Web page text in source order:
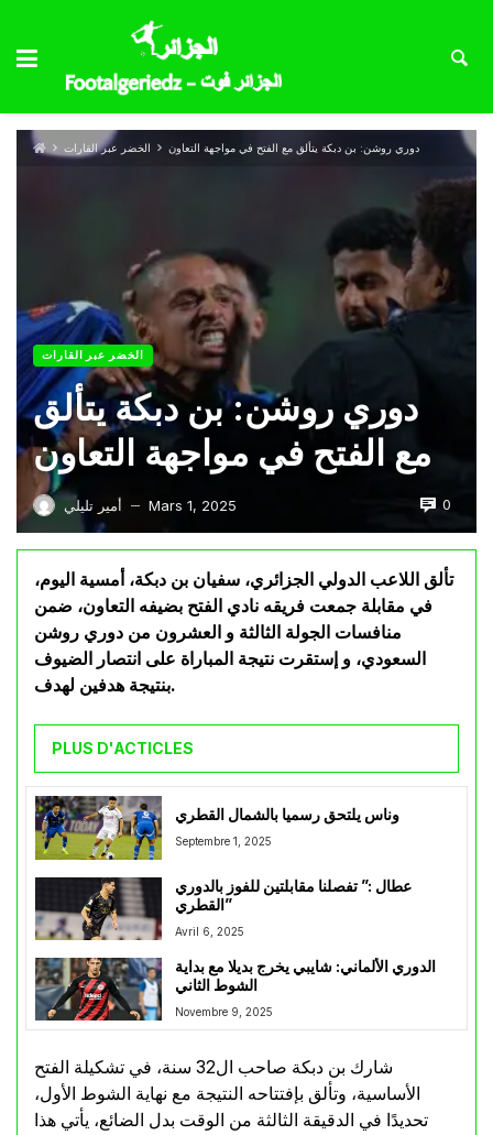
الخضر عبر القارات دوري روشن: بن دبكة يتألق مع الفتح في مواجهة التعاون
الخضر عبر القارات
دوري روشن: بن دبكة يتألق
مع الفتح في مواجهة التعاون
أمير تليلي — Mars 1, 2025 0
تألق اللاعب الدولي الجزائري، سفيان بن دبكة، أمسية اليوم،
في مقابلة جمعت فريقه نادي الفتح بضيفه التعاون، ضمن
منافسات الجولة الثالثة و العشرون من دوري روشن
السعودي، و إستقرت نتيجة المباراة على انتصار الضيوف
بنتيجة هدفين لهدف.
PLUS D'ACTICLES
وناس يلتحق رسميا بالشمال القطري
Septembre 1, 2025
عطال :” تفصلنا مقابلتين للفوز بالدوري
القطري”
Avril 6, 2025
الدوري الألماني: شايبي يخرج بديلا مع بداية
الشوط الثاني
Novembre 9, 2025
شارك بن دبكة صاحب ال32 سنة، في تشكيلة الفتح
الأساسية، وتألق بإفتتاحه النتيجة مع نهاية الشوط الأول،
تحديدًا في الدقيقة الثالثة من الوقت بدل الضائع، يأتي هذا